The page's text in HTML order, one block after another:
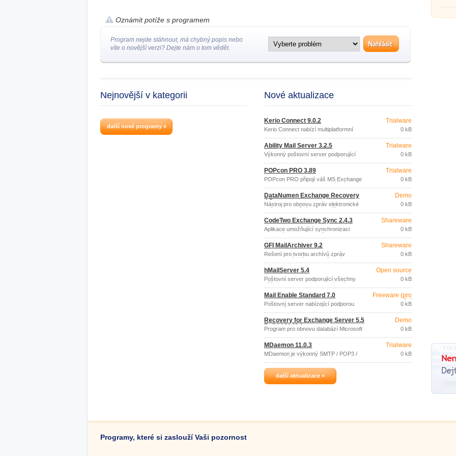
Oznámit potíže s programem
Program nejde stáhnout, má chybný popis nebo
víte o novější verzi? Dejte nám o tom vědět.
Nejnovější v kategorii
další nové programy »
Nové aktualizace
Kerio Connect 9.0.2
Kerio Connect nabízí multiplatformní
Trialware
0 kB
Ability Mail Server 3.2.5
Výkonný poštovní server podporující
přístup k poště prostřednictvím
internetového prohlížeče (WebMail), 256-
bitové šifrování přenosu dat (SSL),
neomezený počet uživatelů a domén,
ODBC, clustering, a další.
Trialware
0 kB
POPcon PRO 3.89
POPcon PRO připojí váš MS Exchange
Server k POP3 a IMAP schránkám,
stáhne z nich poštovní zprávy a
distribuuje je do schránek uživatelů
Exchange Serveru.
Trialware
0 kB
DataNumen Exchange Recovery
4.5
Nástroj pro obnovu zpráv elektronické
pošty, kontaktů, úkolů a dalších dat
ztracených v důsledku havárie Microsoft
Exchange serveru nebo poškození
databáze.
Demo
0 kB
CodeTwo Exchange Sync 2.4.3
Aplikace umožňující synchronizaci
vybraných dat mezi složkami Microsoft
Exchange serveru (2000 / 2003 / 2007/
2010).
Shareware
0 kB
GFI MailArchiver 9.2
Řešení pro tvorbu archívů zpráv
elektronické pošty pro poštovní servery
Microsoft Exchange Server (2000/2003).
Shareware
0 kB
hMailServer 5.4
Poštovní server podporující všechny
běžné protokoly elektronické pošty
(IMAP, SMTP, POP3), virtuální domény,
distribuční seznamy, antivirovou a
antispamovou ochranu (ClamWin,
SpamAssassin), aliasy, distribuované
domény, skripty a mnoho dalšího.
Open source
(gpl)
0 kB
Mail Enable Standard 7.0
Poštovní server nabízející podporou
protokolů SMTP a POP3, webmail a List
Server.
Freeware (pro
nekomerční
účely)
0 kB
Recovery for Exchange Server 5.5
Build 16840.1
Program pro obnovu databází Microsoft
Demo
0 kB
MDaemon 11.0.3
MDaemon je výkonný SMTP / POP3 /
IMAP4 poštovní server se širokou
nabídkou funkcí.
Trialware
0 kB
další aktualizace »
Programy, které si zaslouží Vaši pozornost